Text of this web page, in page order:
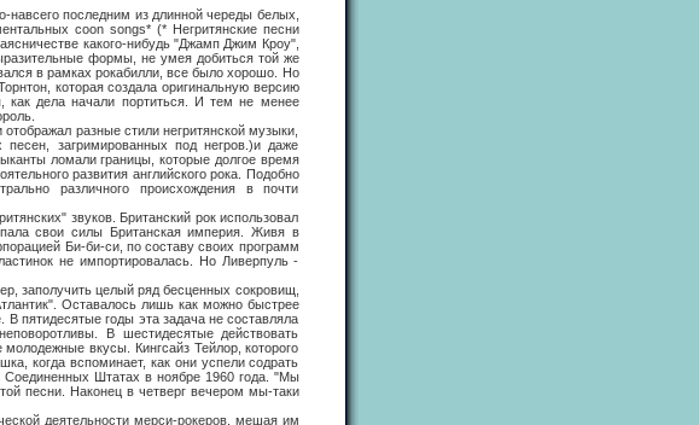
последним из длинной череды белых,
coon songs* (* Негритянские песни
какого-нибудь "Джамп Джим Кроу",
формы, не умея добиться той же
в рамках рокабилли, все было хорошо. Но
которая создала оригинальную версию
как дела начали портиться. И тем не менее
разные стили негритянской музыки,
песен, загримированных под негров.)и даже
ломали границы, которые долгое время
развития английского рока. Подобно
различного происхождения в почти
звуков. Британский рок использовал
свои силы Британская империя. Живя в
Би-би-си, по составу своих программ
не импортировалась. Но Ливерпуль -
целый ряд бесценных сокровищ,
Оставалось лишь как можно быстрее
пятидесятые годы эта задача не составляла
В шестидесятые действовать
вкусы. Кингсайз Тейлор, которого
когда вспоминает, как они успели содрать
Штатах в ноябре 1960 года. "Мы
песни. Наконец в четверг вечером мы-таки
деятельности мерси-рокеров, мешая им